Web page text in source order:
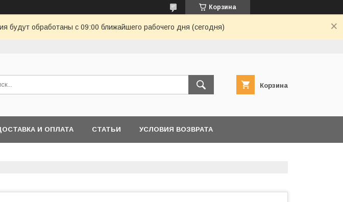
Корзина
будут обработаны с 09:00 ближайшего рабочего дня (сегодня)
Корзина
И ОПЛАТА СТАТЬИ УСЛОВИЯ ВОЗВРАТА